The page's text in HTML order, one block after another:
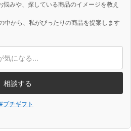
悩みや、探している商品のイメージを教え
中から、私がぴったりの商品を提案します
相談する
#プチギフト